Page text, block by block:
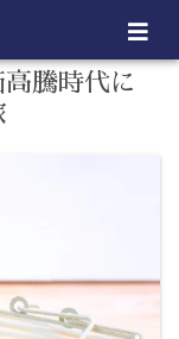
騰時代に